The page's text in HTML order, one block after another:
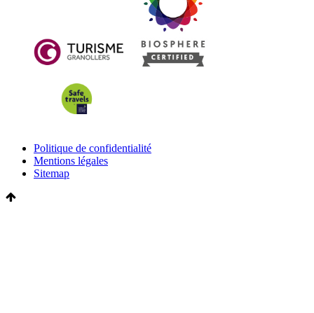
Politique de confidentialité
Mentions légales
Sitemap